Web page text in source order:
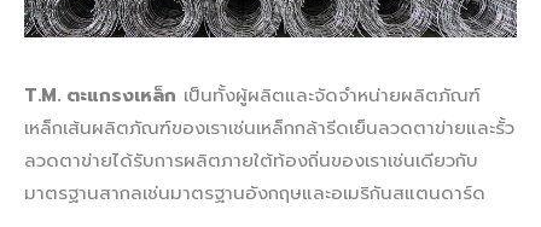
T.M. ตะแกรงเหล็ก เป็นทั้งผู้ผลิตและจัดจำหน่ายผลิตภัณฑ์
เหล็กเส้นผลิตภัณฑ์ของเราเช่นเหล็กกล้ารีดเย็นลวดตาข่ายและรั้ว
ลวดตาข่ายได้รับการผลิตภายใต้ท้องถิ่นของเราเช่นเดียวกับ
มาตรฐานสากลเช่นมาตรฐานอังกฤษและอเมริกันสแตนดาร์ด